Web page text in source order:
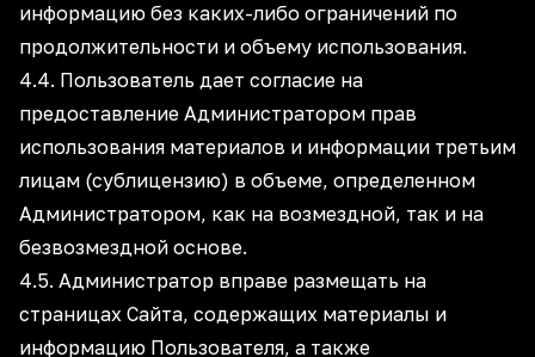
информацию без каких-либо ограничений по
продолжительности и объему использования.
4.4. Пользователь дает согласие на
предоставление Администратором прав
использования материалов и информации третьим
лицам (сублицензию) в объеме, определенном
Администратором, как на возмездной, так и на
безвозмездной основе.
4.5. Администратор вправе размещать на
страницах Сайта, содержащих материалы и
информацию Пользователя, а также